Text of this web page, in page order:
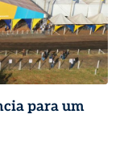
para um